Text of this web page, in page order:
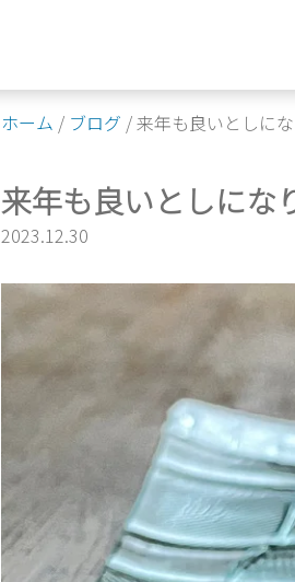
ホーム / ブログ /来年も良いとしに
来年も良いとしにな
2023.12.30